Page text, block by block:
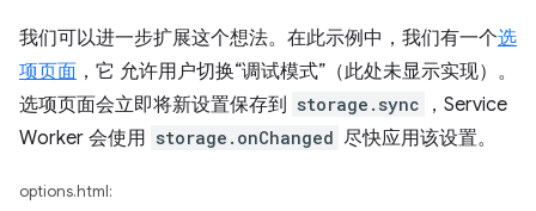
我们可以进一步扩展这个想法。在此示例中，我们有一个选
项页面 ，它 允许用户切换“调试模式”（此处未显示实现）。
选项页面会立即将新设置保存到 storage.sync
，Service
Worker 会使用 storage.onChanged 尽快应用该设置。
options.html: